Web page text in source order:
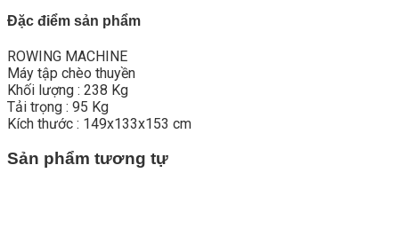
Đặc điểm sản phẩm
ROWING MACHINE
Máy tập chèo thuyền
Khối lượng : 238 Kg
Tải trọng : 95 Kg
Kích thước : 149x133x153 cm
Sản phẩm tương tự